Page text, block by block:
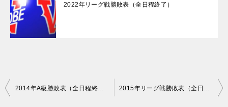
2022年リーグ戦勝敗表（全日程終了）
投